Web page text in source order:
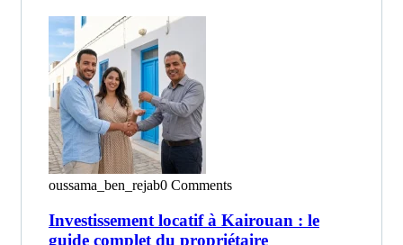
oussama_ben_rejab0 Comments
Investissement locatif à Kairouan : le
guide complet du propriétaire